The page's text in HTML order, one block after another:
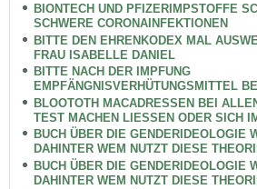
BIONTECH UND PFIZERIMPSTOFFE
SCHWERE CORONAINFEKTIONEN
BITTE DEN EHRENKODEX MAL
FRAU ISABELLE DANIEL
BITTE NACH DER IMPFUNG
EMPFÄNGNISVERHÜTUNGSMITTEL
BLOOTOTH MACADRESSEN BEI
TEST MACHEN LIESSEN ODER SICH
BUCH ÜBER DIE GENDERIDEOLOGIE
DAHINTER WEM NUTZT DIESE
BUCH ÜBER DIE GENDERIDEOLOGIE
DAHINTER WEM NUTZT DIESE